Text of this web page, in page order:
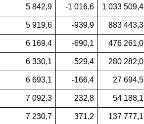
5 842,9 -1 016,6 1 033 509,4
5 919,6 -939,9 883 443,3
6 169,4 -690,1 476 261,0
6 330,1 -529,4 280 282,0
6 693,1 -166,4 27 694,5
7 092,3 232,8 54 188,1
7 230,7 371,2 137 777,1